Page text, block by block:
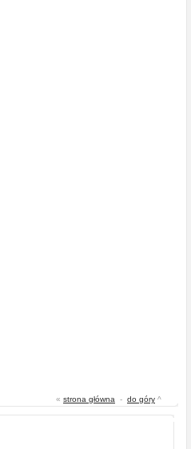
« strona główna - do góry ^